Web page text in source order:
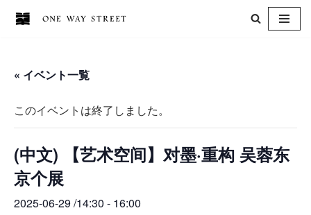
テ
ツ
へ
ス
キ
ッ
プ
« イベント一覧
このイベントは終了しました。
(中文) 【艺术空间】对墨·重构 吴蓉东
京个展
2025-06-29 /14:30 - 16:00